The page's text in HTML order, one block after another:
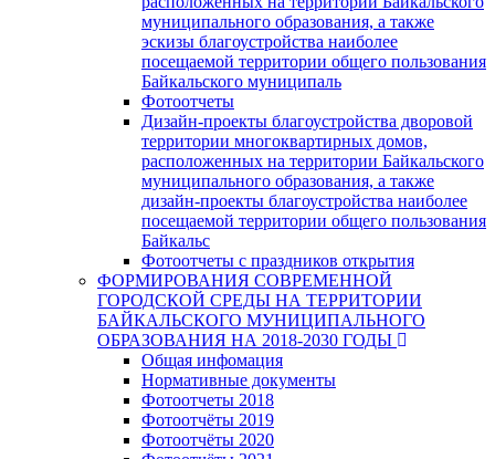
муниципального образования, а также
эскизы благоустройства наиболее
посещаемой территории общего пользования
Байкальского муниципаль
Фотоотчеты
Дизайн-проекты благоустройства дворовой
территории многоквартирных домов,
расположенных на территории Байкальского
муниципального образования, а также
дизайн-проекты благоустройства наиболее
посещаемой территории общего пользования
Байкальс
Фотоотчеты с праздников открытия
ФОРМИРОВАНИЯ СОВРЕМЕННОЙ
ГОРОДСКОЙ СРЕДЫ НА ТЕРРИТОРИИ
БАЙКАЛЬСКОГО МУНИЦИПАЛЬНОГО
ОБРАЗОВАНИЯ НА 2018-2030 ГОДЫ
Общая инфомация
Нормативные документы
Фотоотчеты 2018
Фотоотчёты 2019
Фотоотчёты 2020